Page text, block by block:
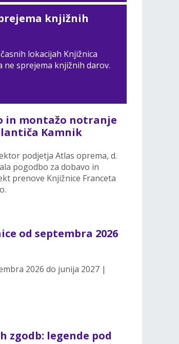
knjižnih
lokacijah Knjižnica
ne sprejema knjižnih darov.
in montažo notranje
Kamnik
podjetja Atlas oprema, d.
pogodbo za dobavo in
prenove Knjižnice Franceta
od septembra 2026
2026 do junija 2027 |
zgodb: legende pod